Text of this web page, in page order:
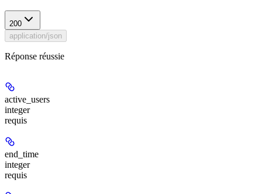
200
application/json
Réponse réussie
active_users
integer
requis
end_time
integer
requis